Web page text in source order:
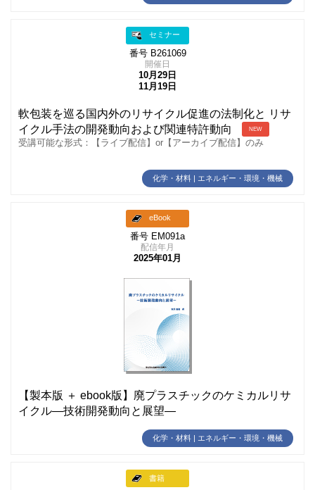
セミナー
番号 B261069
開催日
10月29日
11月19日
軟包装を巡る国内外のリサイクル促進の法制化と リサ
イクル手法の開発動向および関連特許動向
NEW
受講可能な形式：【ライブ配信】or【アーカイブ配信】のみ
化学・材料 | エネルギー・環境・機械
eBook
番号 EM091a
配信年月
2025年01月
【製本版 ＋ ebook版】廃プラスチックのケミカルリサ
イクル―技術開発動向と展望―
化学・材料 | エネルギー・環境・機械
書籍